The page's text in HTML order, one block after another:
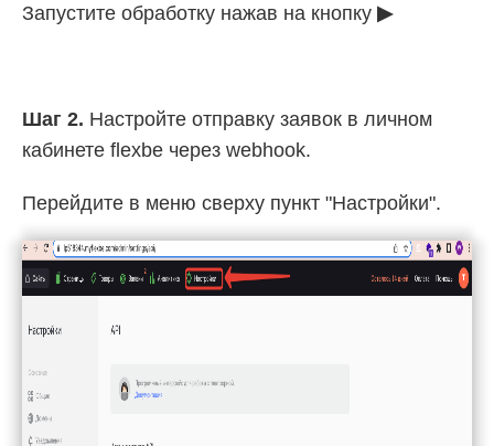
Запустите обработку нажав на кнопку ▶
Шаг 2. Настройте отправку заявок в личном
кабинете flexbe через webhook.
Перейдите в меню сверху пункт "Настройки".